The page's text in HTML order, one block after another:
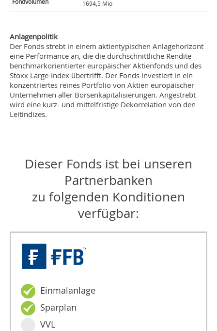
1694,5 Mio
Anlagenpolitik
Der Fonds strebt in einem aktientypischen Anlagehorizont
eine Performance an, die die durchschnittliche Rendite
benchmarkorientierter europäischer Aktienfonds und des
Stoxx Large-Index übertrifft. Der Fonds investiert in ein
konzentriertes reines Portfolio von Aktien europäischer
Unternehmen aller Börsenkapitalisierungen. Angestrebt
wird eine kurz- und mittelfristige Dekorrelation von den
Leitindizes.
Dieser Fonds ist bei unseren
Partnerbanken
zu folgenden Konditionen
verfügbar:
Einmalanlage
Sparplan
VVL